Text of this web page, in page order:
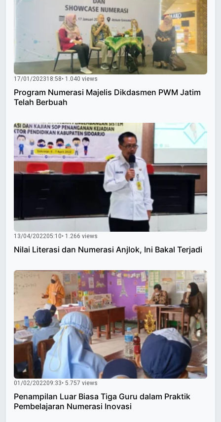
17/01/202318:58• 1.040 views
Program Numerasi Majelis Dikdasmen PWM Jatim
Telah Berbuah
13/04/202205:10• 1.266 views
Nilai Literasi dan Numerasi Anjlok, Ini Bakal Terjadi
01/02/202209:33• 5.757 views
Penampilan Luar Biasa Tiga Guru dalam Praktik
Pembelajaran Numerasi Inovasi